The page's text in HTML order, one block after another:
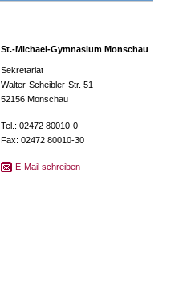
St.-Michael-Gymnasium Monschau
Sekretariat
Walter-Scheibler-Str. 51
52156 Monschau
Tel.: 02472 80010-0
Fax: 02472 80010-30
E-Mail schreiben